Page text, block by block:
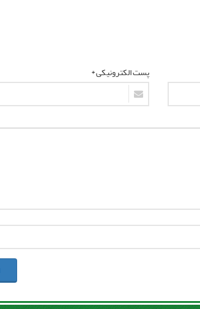
پست الکترونیکی *